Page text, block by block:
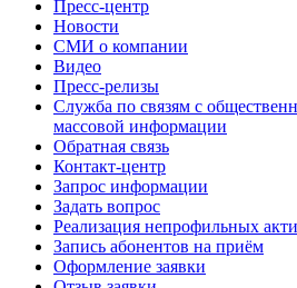
Пресс-центр
Новости
СМИ о компании
Видео
Пресс-релизы
Служба по связям с
массовой информации
Обратная связь
Контакт-центр
Запрос информации
Задать вопрос
Реализация непрофильных
Запись абонентов на приём
Оформление заявки